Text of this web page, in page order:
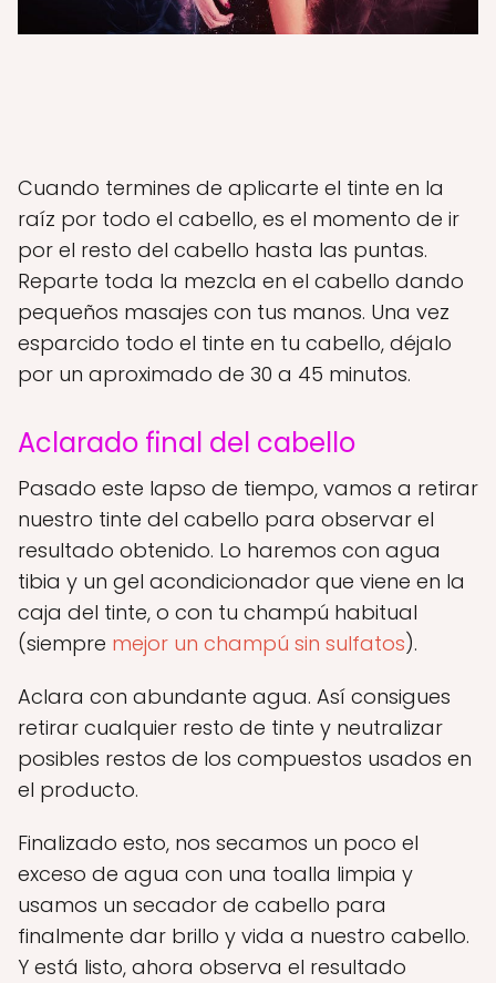
Cuando termines de aplicarte el tinte en la
raíz por todo el cabello, es el momento de ir
por el resto del cabello hasta las puntas.
Reparte toda la mezcla en el cabello dando
pequeños masajes con tus manos. Una vez
esparcido todo el tinte en tu cabello, déjalo
por un aproximado de 30 a 45 minutos.
Aclarado final del cabello
Pasado este lapso de tiempo, vamos a retirar
nuestro tinte del cabello para observar el
resultado obtenido. Lo haremos con agua
tibia y un gel acondicionador que viene en la
caja del tinte, o con tu champú habitual
(siempre mejor un champú sin sulfatos).
Aclara con abundante agua. Así consigues
retirar cualquier resto de tinte y neutralizar
posibles restos de los compuestos usados en
el producto.
Finalizado esto, nos secamos un poco el
exceso de agua con una toalla limpia y
usamos un secador de cabello para
finalmente dar brillo y vida a nuestro cabello.
Y está listo, ahora observa el resultado